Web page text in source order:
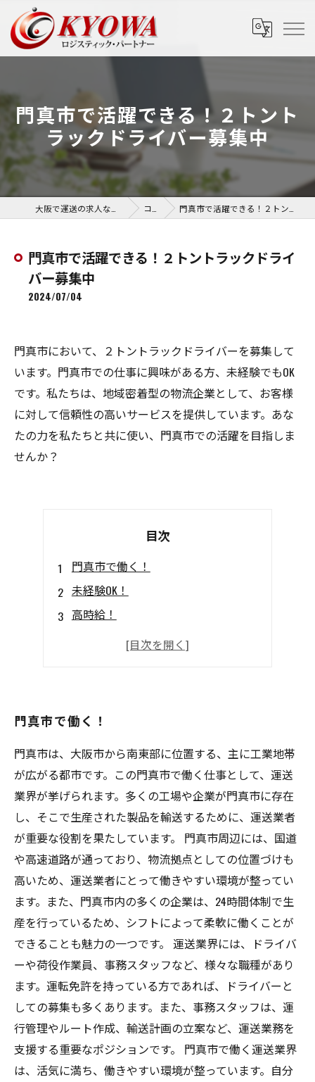
門真市で活躍できる！２トント
ラックドライバー募集中
コラム 門真市で活躍できる！２トントラックドライバー募集中
門真市で活躍できる！２トントラックドライ
バー募集中
2024/07/04
門真市において、２トントラックドライバーを募集して
います。門真市での仕事に興味がある方、未経験でもOK
です。私たちは、地域密着型の物流企業として、お客様
に対して信頼性の高いサービスを提供しています。あな
たの力を私たちと共に使い、門真市での活躍を目指しま
せんか？
目次
門真市で働く！
未経験OK！
高時給！
安定した職場環境
門真市で働く！
門真市は、大阪市から南東部に位置する、主に工業地帯
が広がる都市です。この門真市で働く仕事として、運送
業界が挙げられます。多くの工場や企業が門真市に存在
し、そこで生産された製品を輸送するために、運送業者
が重要な役割を果たしています。 門真市周辺には、国道
や高速道路が通っており、物流拠点としての位置づけも
高いため、運送業者にとって働きやすい環境が整ってい
ます。また、門真市内の多くの企業は、24時間体制で生
産を行っているため、シフトによって柔軟に働くことが
できることも魅力の一つです。 運送業界には、ドライバ
ーや荷役作業員、事務スタッフなど、様々な職種があり
ます。運転免許を持っている方であれば、ドライバーと
しての募集も多くあります。また、事務スタッフは、運
行管理やルート作成、輸送計画の立案など、運送業務を
支援する重要なポジションです。 門真市で働く運送業界
は、活気に満ち、働きやすい環境が整っています。自分